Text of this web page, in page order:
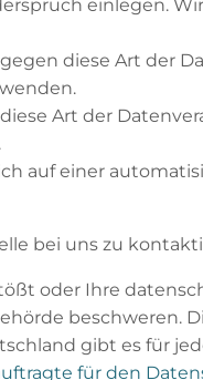
einlegen.
diese Art der
Art der
auf einer
bei uns zu
oder Ihre
beschweren.
gibt es für
für den